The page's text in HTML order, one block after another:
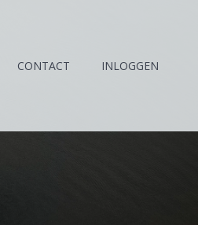
CONTACT INLOGGEN